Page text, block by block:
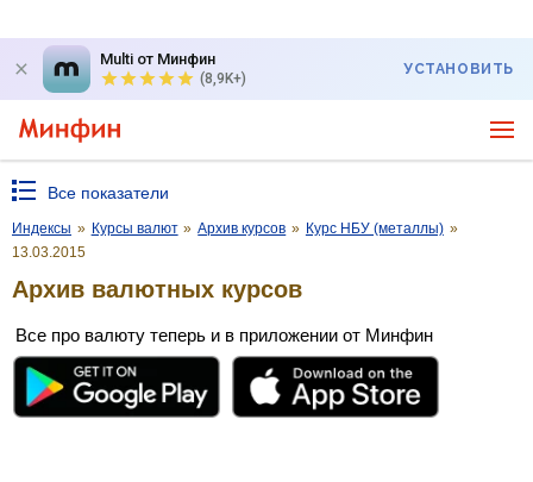
Multi от Минфин
(8,9K+)
УСТАНОВИТЬ
Все показатели
Индексы » Курсы валют » Архив курсов » Курс НБУ (металлы) »
13.03.2015
Архив валютных курсов
Все про валюту теперь и в приложении от Минфин